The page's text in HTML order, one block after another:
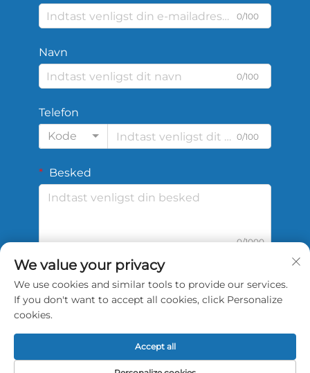
0/100
Navn
0/100
Telefon
Kode
0/100
Besked
0/1000
Indsend
Copyright © 2026 China Shengshi Sports Tech
We value your privacy
We use cookies and similar tools to provide our services.
If you don't want to accept all cookies, click Personalize
cookies.
Accept all